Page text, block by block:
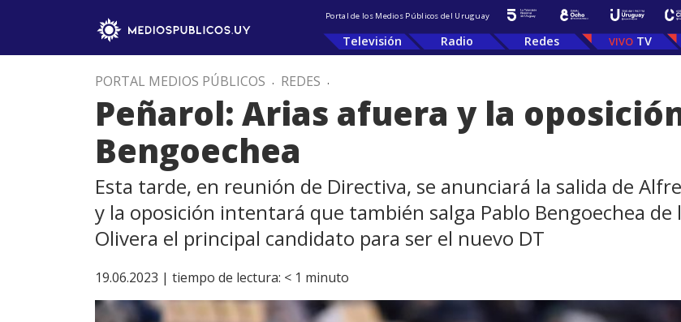
Portal de los Medios Públicos del Uruguay
Televisión Radio Redes TV
PORTAL MEDIOS PÚBLICOS . REDES .
Peñarol: Arias afuera y la
Bengoechea
Esta tarde, en reunión de Directiva, se anunciará la salida de
y la oposición intentará que también salga Pablo Bengoechea de
Olivera el principal candidato para ser el nuevo DT
19.06.2023 | tiempo de lectura: < 1 minuto